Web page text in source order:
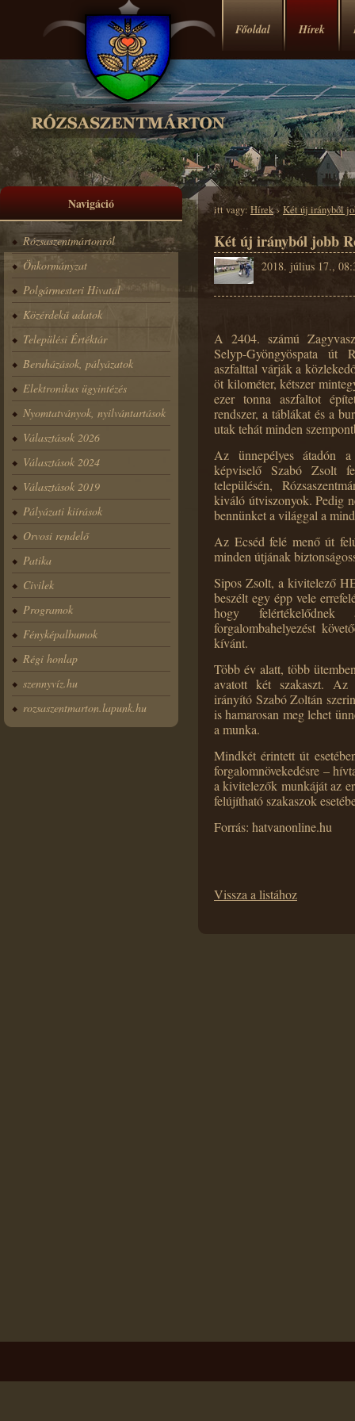
Főoldal Hírek
Navigáció
Rózsaszentmártonról
Önkormányzat
Polgármesteri Hivatal
Közérdekű adatok
Települési Értéktár
Beruházások, pályázatok
Elektronikus ügyintézés
Nyomtatványok, nyilvántartások
Választások 2026
Választások 2024
Választások 2019
Pályázati kiírások
Orvosi rendelő
Patika
Civilek
Programok
Fényképalbumok
Régi honlap
szennyvíz.hu
rozsaszentmarton.lapunk.hu
itt vagy: Hírek›Két új irányból
Két új irányból jobb
2018. július 17.,
A 2404. számú
Selyp-Gyöngyöspata út
aszfalttal várják a
öt kilométer, kétszer
ezer tonna aszfaltot
rendszer, a táblákat és a
utak tehát minden
Az ünnepélyes átadón a
képviselő Szabó Zsolt
településén,
kiváló útviszonyok. Pedig
bennünket a világgal a
Az Ecséd felé menő út
minden útjának
Sipos Zsolt, a kivitelező
beszélt egy épp vele
hogy
forgalombahelyezést
kívánt.
Több év alatt, több
avatott két szakaszt. Az
irányító Szabó Zoltán
is hamarosan meg lehet
a munka.
Mindkét érintett út
forgalomnövekedésre –
a kivitelezők munkáját az
felújítható szakaszok
Forrás: hatvanonline.hu
Vissza a listához